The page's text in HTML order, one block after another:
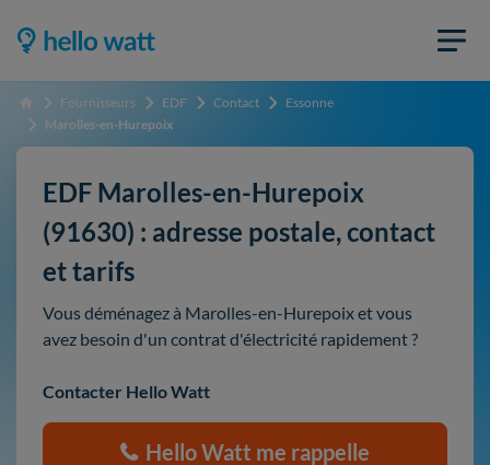
Accueil Fournisseurs EDF Contact
Essonne
Marolles-en-Hurepoix
EDF Marolles-en-Hurepoix
(91630) : adresse postale, contact
et tarifs
Vous déménagez à Marolles-en-Hurepoix et vous
avez besoin d'un contrat d'électricité rapidement ?
Contacter Hello Watt
Hello Watt me rappelle